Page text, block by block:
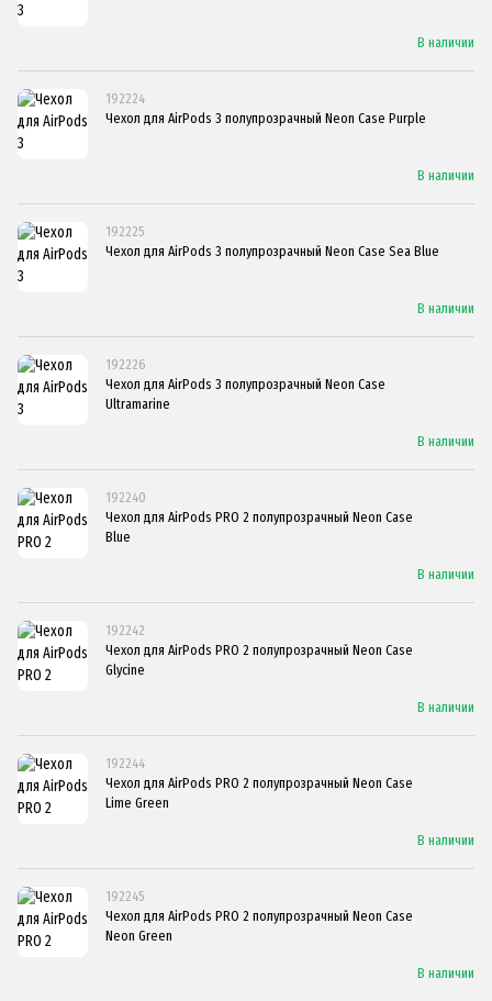
В наличии
192224
Чехол для AirPods 3 полупрозрачный Neon Case Purple
В наличии
192225
Чехол для AirPods 3 полупрозрачный Neon Case Sea Blue
В наличии
192226
Чехол для AirPods 3 полупрозрачный Neon Case
Ultramarine
В наличии
192240
Чехол для AirPods PRO 2 полупрозрачный Neon Case
Blue
В наличии
192242
Чехол для AirPods PRO 2 полупрозрачный Neon Case
Glycine
В наличии
192244
Чехол для AirPods PRO 2 полупрозрачный Neon Case
Lime Green
В наличии
192245
Чехол для AirPods PRO 2 полупрозрачный Neon Case
Neon Green
В наличии